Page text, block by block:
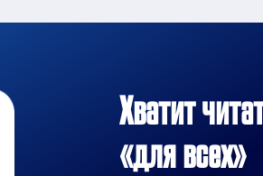
Хватит
«для всех»